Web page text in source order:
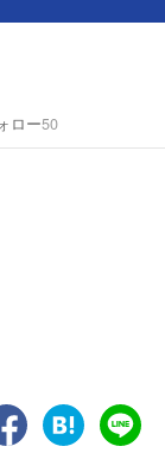
ロー50